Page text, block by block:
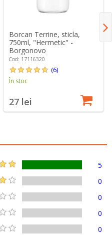
Borcan Terrine, sticla,
750ml, "Hermetic" -
Borgonovo
Cod: 17116320
(6)
În stoc
27 lei
5
0
0
0
0